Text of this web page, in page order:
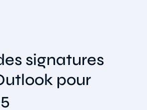
signatures
pour